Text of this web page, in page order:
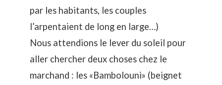
par les habitants, les couples
l’arpentaient de long en large…)
Nous attendions le lever du soleil pour
aller chercher deux choses chez le
marchand : les «Bambolouni» (beignet